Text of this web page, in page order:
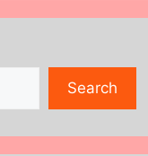
Search